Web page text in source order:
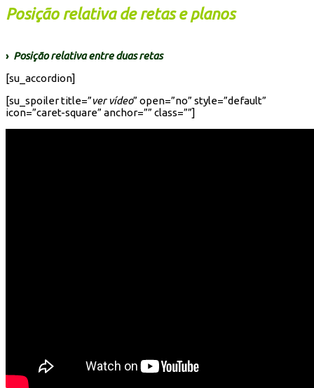
Posição relativa de retas e planos
› Posição relativa entre duas retas
[su_accordion]
[su_spoiler title=”ver vídeo” open=”no” style=”default”
icon=”caret-square” anchor=”” class=””]